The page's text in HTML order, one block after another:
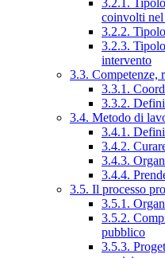
3.2.1.
coinvolti
3.2.2.
3.2.3.
intervento
3.3. Competenze,
3.3.1.
3.3.2.
3.4. Metodo di
3.4.1.
3.4.2.
3.4.3.
3.4.4.
3.5. Il processo
3.5.1.
3.5.2.
pubblico
3.5.3.